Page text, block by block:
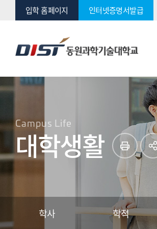
입학홈페이지 인터넷증명서발급
Campus Life
대학생활
학사 학적